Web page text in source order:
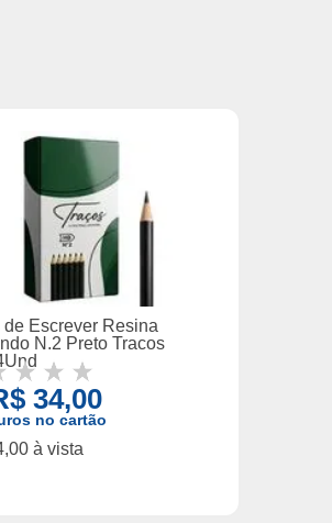
de Escrever Resina
N.2 Preto Tracos
34,00
no cartão
à vista